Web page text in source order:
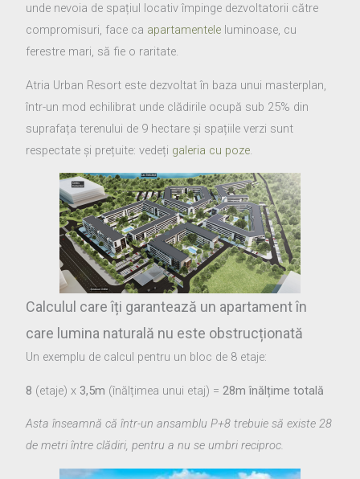
unde nevoia de spațiul locativ împinge dezvoltatorii către
compromisuri, face ca apartamentele luminoase, cu
ferestre mari, să fie o raritate.
Atria Urban Resort este dezvoltat în baza unui masterplan,
într-un mod echilibrat unde clădirile ocupă sub 25% din
suprafața terenului de 9 hectare și spațiile verzi sunt
respectate și prețuite: vedeți galeria cu poze
Calculul care îți garantează un apartament în
care lumina naturală nu este obstrucționată
Un exemplu de calcul pentru un bloc de 8 etaje:
8 (etaje) x 3,5m (înălțimea unui etaj) =28m înălțime totală
Asta înseamnă că într-un ansamblu P+8 trebuie să existe 28
de metri între clădiri, pentru a nu se umbri reciproc.